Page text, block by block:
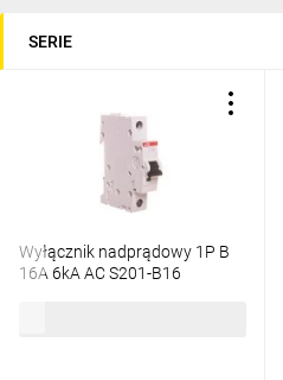
SERIE
Wyłącznik nadprądowy 1P B
16A 6kA AC S201-B16